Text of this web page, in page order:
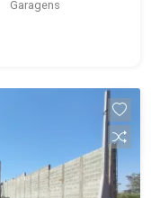
Garagens